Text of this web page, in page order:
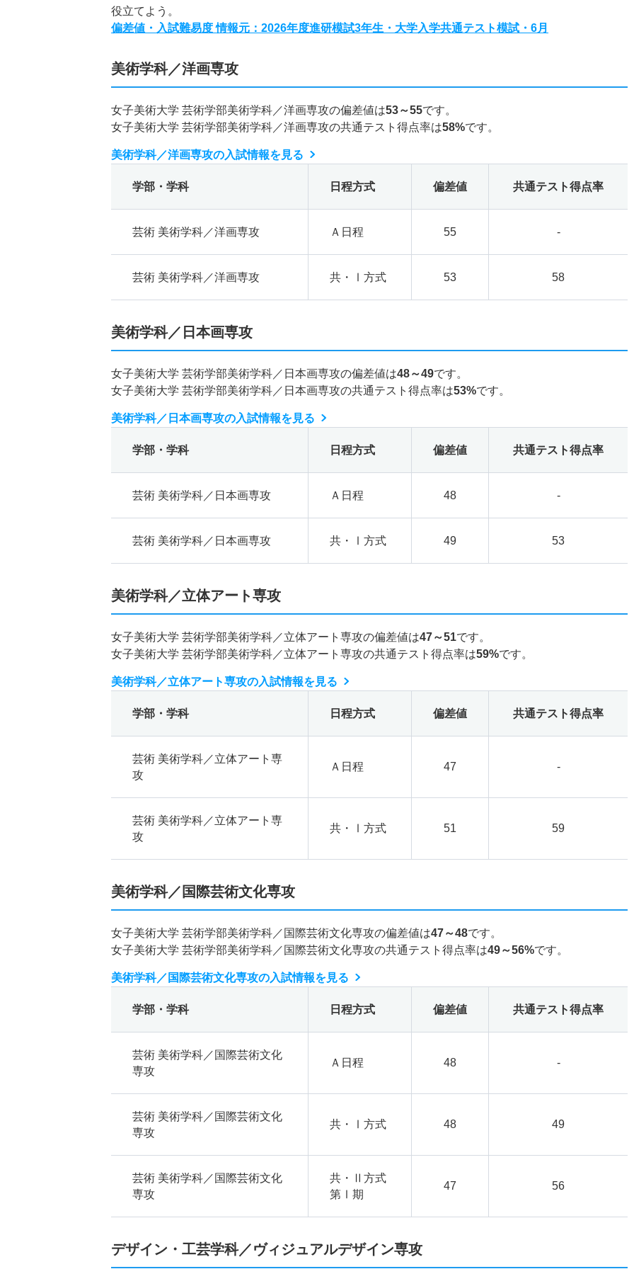
役立てよう。
偏差値・入試難易度 情報元：2026年度進研模試3年生・大学入学共通テスト模試・6月
美術学科／洋画専攻
女子美術大学 芸術学部美術学科／洋画専攻の偏差値は53～55です。
女子美術大学 芸術学部美術学科／洋画専攻の共通テスト得点率は58%です。
美術学科／洋画専攻の入試情報を見る
学部・学科 日程方式 偏差値 共通テスト得点率
芸術 美術学科／洋画専攻 Ａ日程 55 -
芸術 美術学科／洋画専攻 共・Ⅰ方式 53 58
美術学科／日本画専攻
女子美術大学 芸術学部美術学科／日本画専攻の偏差値は48～49です。
女子美術大学 芸術学部美術学科／日本画専攻の共通テスト得点率は53%です。
美術学科／日本画専攻の入試情報を見る
学部・学科 日程方式 偏差値 共通テスト得点率
芸術 美術学科／日本画専攻 Ａ日程 48 -
芸術 美術学科／日本画専攻 共・Ⅰ方式 49 53
美術学科／立体アート専攻
女子美術大学 芸術学部美術学科／立体アート専攻の偏差値は47～51です。
女子美術大学 芸術学部美術学科／立体アート専攻の共通テスト得点率は59%です。
美術学科／立体アート専攻の入試情報を見る
学部・学科 日程方式 偏差値 共通テスト得点率
芸術 美術学科／立体アート専
攻
Ａ日程 47 -
芸術 美術学科／立体アート専
攻
共・Ⅰ方式 51 59
美術学科／国際芸術文化専攻
女子美術大学 芸術学部美術学科／国際芸術文化専攻の偏差値は47～48です。
女子美術大学 芸術学部美術学科／国際芸術文化専攻の共通テスト得点率は49～56%です。
美術学科／国際芸術文化専攻の入試情報を見る
学部・学科 日程方式 偏差値 共通テスト得点率
芸術 美術学科／国際芸術文化
専攻
Ａ日程 48 -
芸術 美術学科／国際芸術文化
専攻
共・Ⅰ方式 48 49
芸術 美術学科／国際芸術文化
専攻
共・Ⅱ方式
第Ⅰ期
47 56
デザイン・工芸学科／ヴィジュアルデザイン専攻